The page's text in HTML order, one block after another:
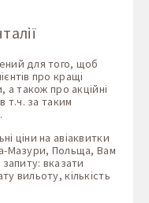
для того, щоб
про кращі
а також про акційні
т.ч. за таким
ціни на авіаквитки
Мазури, Польща, Вам
вказати
вильоту, кількість